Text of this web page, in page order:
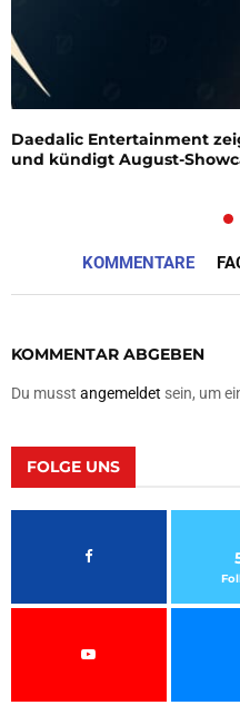
Daedalic Entertainment
und kündigt August-
KOMMENTARE
KOMMENTAR ABGEBEN
Du musst angemeldet sein, um
FOLGE UNS